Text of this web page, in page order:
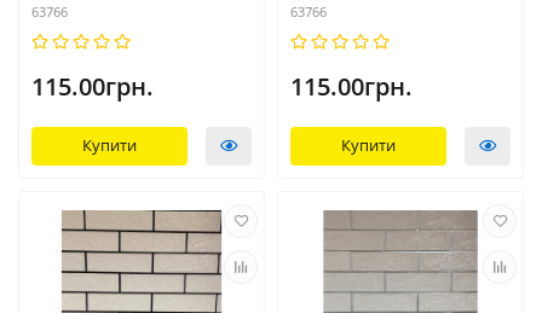
63766
115.00грн.
Купити
63766
115.00грн.
Купити